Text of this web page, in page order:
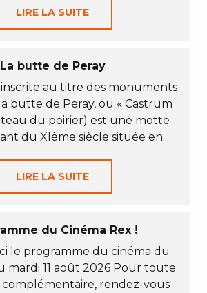
LIRE LA SUITE
La butte de Peray
au titre des monuments
butte de Peray, ou « Castrum
du poirier) est une motte
du XIème siècle située en...
LIRE LA SUITE
du Cinéma Rex !
le programme du cinéma du
mardi 11 août 2026 Pour toute
rendez-vous